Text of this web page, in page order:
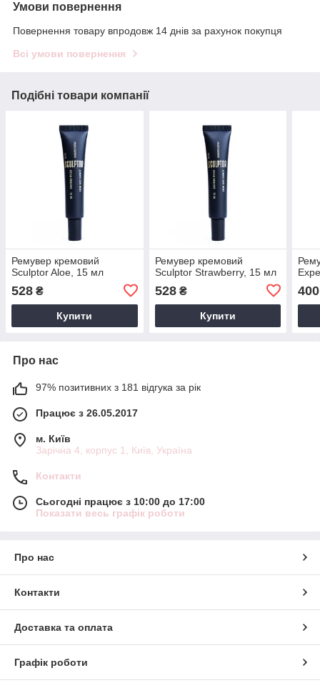
Умови повернення
Повернення товару впродовж 14 днів за рахунок покупця
Всі умови повернення
Подібні товари компанії
Ремувер кремовий
Sculptor Aloe, 15 мл
528 ₴
Купити
Ремувер кремовий
Sculptor Strawberry, 15 мл
528₴
Купити
400
Про нас
97% позитивних з 181 відгука за рік
Працює з 26.05.2017
м. Київ
Зарічна 4, корпус 1, Київ, Україна
Контакти
Сьогодні працює з 10:00 до 17:00
Показати весь графік роботи
Про нас
Контакти
Доставка та оплата
Графік роботи